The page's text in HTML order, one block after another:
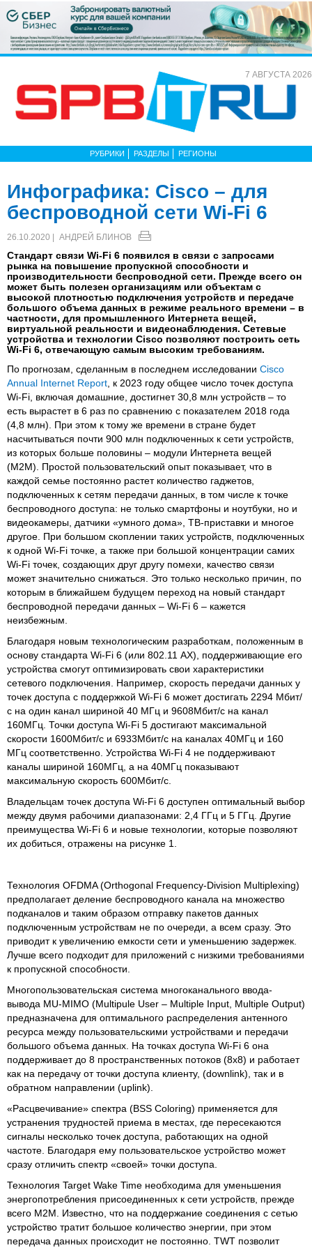
7 АВГУСТА 2026
РУБРИКИ РАЗДЕЛЫ РЕГИОНЫ
Инфографика: Cisco – для
беспроводной сети Wi-Fi 6
26.10.2020 | АНДРЕЙ БЛИНОВ
Стандарт связи Wi-Fi 6 появился в связи с запросами
рынка на повышение пропускной способности и
производительности беспроводной сети. Прежде всего он
может быть полезен организациям или объектам с
высокой плотностью подключения устройств и передаче
большого объема данных в режиме реального времени – в
частности, для промышленного Интернета вещей,
виртуальной реальности и видеонаблюдения. Сетевые
устройства и технологии Cisco позволяют построить сеть
Wi-Fi 6, отвечающую самым высоким требованиям.
По прогнозам, сделанным в последнем исследовании Cisco
Annual Internet Report , к 2023 году общее число точек доступа
Wi-Fi, включая домашние, достигнет 30,8 млн устройств – то
есть вырастет в 6 раз по сравнению с показателем 2018 года
(4,8 млн). При этом к тому же времени в стране будет
насчитываться почти 900 млн подключенных к сети устройств,
из которых больше половины – модули Интернета вещей
(M2M). Простой пользовательский опыт показывает, что в
каждой семье постоянно растет количество гаджетов,
подключенных к сетям передачи данных, в том числе к точке
беспроводного доступа: не только смартфоны и ноутбуки, но и
видеокамеры, датчики «умного дома», ТВ-приставки и многое
другое. При большом скоплении таких устройств, подключенных
к одной Wi-Fi точке, а также при большой концентрации самих
Wi-Fi точек, создающих друг другу помехи, качество связи
может значительно снижаться. Это только несколько причин, по
которым в ближайшем будущем переход на новый стандарт
беспроводной передачи данных – Wi-Fi 6 – кажется
неизбежным.
Благодаря новым технологическим разработкам, положенным в
основу стандарта Wi-Fi 6 (или 802.11 AX), поддерживающие его
устройства смогут оптимизировать свои характеристики
сетевого подключения. Например, скорость передачи данных у
точек доступа с поддержкой Wi-Fi 6 может достигать 2294 Мбит/
с на один канал шириной 40 МГц и 9608Мбит/с на канал
160МГц. Точки доступа Wi-Fi 5 достигают максимальной
скорости 1600Мбит/с и 6933Мбит/с на каналах 40МГц и 160
МГц соответственно. Устройства Wi-Fi 4 не поддерживают
каналы шириной 160МГц, а на 40МГц показывают
максимальную скорость 600Мбит/с.
Владельцам точек доступа Wi-Fi 6 доступен оптимальный выбор
между двумя рабочими диапазонами: 2,4 ГГц и 5 ГГц. Другие
преимущества Wi-Fi 6 и новые технологии, которые позволяют
их добиться, отражены на рисунке 1.
Технология OFDMA (Orthogonal Frequency-Division Multiplexing)
предполагает деление беспроводного канала на множество
подканалов и таким образом отправку пакетов данных
подключенным устройствам не по очереди, а всем сразу. Это
приводит к увеличению емкости сети и уменьшению задержек.
Лучше всего подходит для приложений с низкими требованиями
к пропускной способности.
Многопользовательская система многоканального ввода-
вывода MU-MIMO (Multipule User – Multiple Input, Multiple Output)
предназначена для оптимального распределения антенного
ресурса между пользовательскими устройствами и передачи
большого объема данных. На точках доступа Wi-Fi 6 она
поддерживает до 8 пространственных потоков (8x8) и работает
как на передачу от точки доступа клиенту, (downlink), так и в
обратном направлении (uplink).
«Расцвечивание» спектра (BSS Coloring) применяется для
устранения трудностей приема в местах, где пересекаются
сигналы несколько точек доступа, работающих на одной
частоте. Благодаря ему пользовательское устройство может
сразу отличить спектр «своей» точки доступа.
Технология Target Wake Time необходима для уменьшения
энергопотребления присоединенных к сети устройств, прежде
всего M2M. Известно, что на поддержание соединения с сетью
устройство тратит большое количество энергии, при этом
передача данных происходит не постоянно. TWT позволит